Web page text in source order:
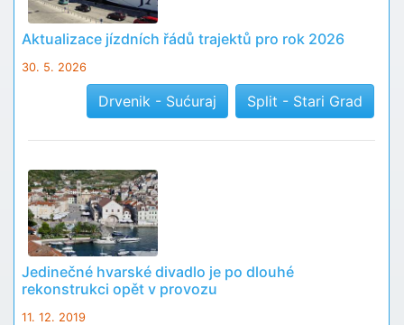
Aktualizace jízdních řádů trajektů pro rok 2026
30. 5. 2026
Split - Stari Grad
Drvenik - Sućuraj
Jedinečné hvarské divadlo je po dlouhé
rekonstrukci opět v provozu
11. 12. 2019